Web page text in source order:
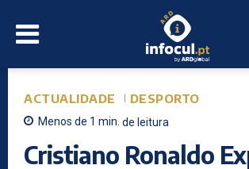
ACTUALIDADE DESPORTO
Menos de 1 min. de leitura
Cristiano Ronaldo